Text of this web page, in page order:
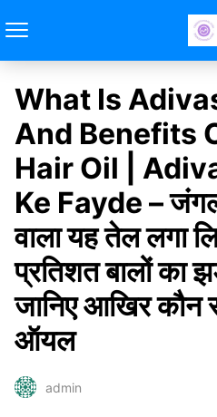
What Is
And Benefits
Hair Oil |
Ke Fayde –
वाला यह तेल लगा
प्रतिशत बालों का
जानिए आखिर कौन
ऑयल
admin